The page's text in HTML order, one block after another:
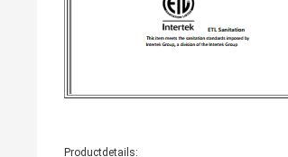
Productdetails: